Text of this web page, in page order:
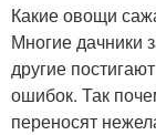
Какие овощи
Многие дачники
другие
ошибок. Так
переносят